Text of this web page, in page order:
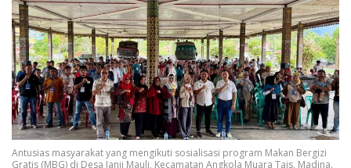
Antusias masyarakat yang mengikuti sosialisasi program Makan Bergizi
Gratis (MBG) di Desa Janji Mauli, Kecamatan Angkola Muara Tais, Madina.